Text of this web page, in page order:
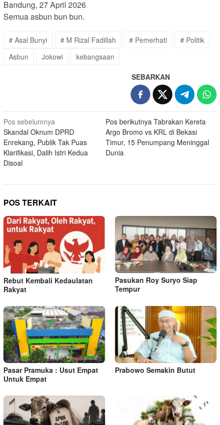
Bandung, 27 April 2026
Semua asbun bun bun.
# Asal Bunyi # M Rizal Fadillah # Pemerhati
# Politik
Asbun
Jokowi kebangsaan
SEBARKAN
Navigasi
pos
Pos sebelumnya
Skandal Oknum DPRD
Enrekang, Publik Tak Puas
Klarifikasi, Dalih Istri Kedua
Disoal
Pos berikutnya Tabrakan Kereta
Argo Bromo vs KRL di Bekasi
Timur, 15 Penumpang Meninggal
Dunia
POS TERKAIT
Rebut Kembali Kedaulatan
Rakyat
Pasukan Roy Suryo Siap
Tempur
Pasar Pramuka : Usut Empat
Untuk Empat
Prabowo Semakin Butut